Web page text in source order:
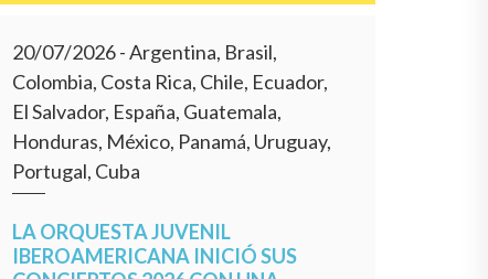
20/07/2026- Argentina, Brasil,
Colombia, Costa Rica, Chile, Ecuador,
El Salvador, España, Guatemala,
Honduras, México, Panamá, Uruguay,
Portugal, Cuba
LA ORQUESTA JUVENIL
IBEROAMERICANA INICIÓ SUS